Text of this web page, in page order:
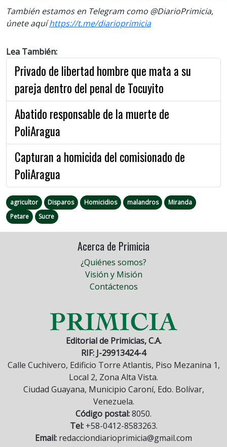
También estamos en Telegram como @DiarioPrimicia,
únete aquíhttps://t.me/diarioprimicia
Lea También:
Privado de libertad hombre que mata a su
pareja dentro del penal de Tocuyito
Abatido responsable de la muerte de
PoliAragua
Capturan a homicida del comisionado de
PoliAragua
agricultor Disparos Homicidios malandros
Miranda
Petare
Sucre
Acerca de Primicia
¿Quiénes somos?
Visión y Misión
Contáctenos
Editorial de Primicias, C.A.
RIF: J-29913424-4
Calle Cuchivero, Edificio Torre Atlantis, Piso Mezanina 1,
Local 2, Zona Alta Vista.
Ciudad Guayana, Municipio Caroní, Edo. Bolívar,
Venezuela.
Código postal:8050.
Tel:+58-0412-8583263.
Email: redacciondiarioprimicia@gmail.com